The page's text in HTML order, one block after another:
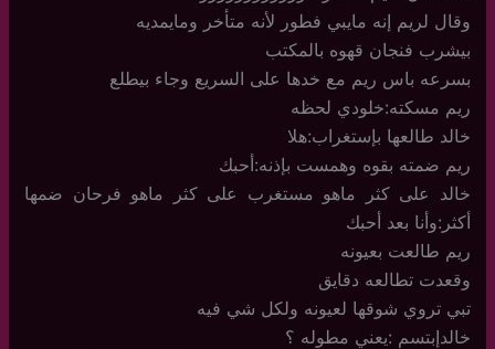
وقال لريم إنه مايبي فطور لأنه متأخر ومايمديه
بيشرب فنجان قهوه بالمكتب
بسرعه باس ريم مع خدها على السريع وجاء بيطلع
ريم مسكته:خلودي لحظه
خالد طالعها بإستغراب:هلا
ريم ضمته بقوه وهمست بإذنه:أحبك
خالد على كثر ماهو مستغرب على كثر ماهو فرحان ضمها
أكثر:وأنا بعد أحبك
ريم طالعت بعيونه
وقعدت تطالعه دقايق
تبي تروي شوقها لعيونه ولكل شي فيه
خالدإبتسم :يعني مطوله ؟